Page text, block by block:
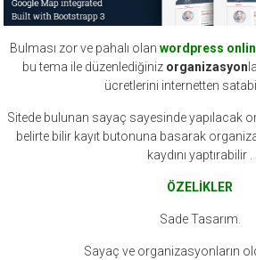
Bulması zor ve pahalı olan wordpress
bu tema ile düzenlediğiniz organizasyon
ücretlerini internetten
Sitede bulunan sayaç sayesinde yapılacak
belirte bilir kayıt butonuna basarak
kaydını yaptırabilir .
ÖZELİKLER
Sade Tasarım.
Sayaç ve organizasyonların